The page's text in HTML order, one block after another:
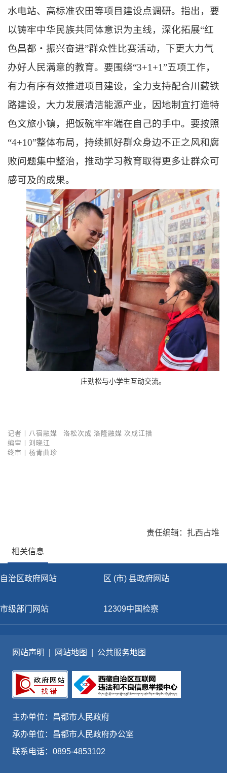
水电站、高标准农田等项目建设点调研。指出，要
以铸牢中华民族共同体意识为主线，深化拓展“红
色昌都・振兴奋进”群众性比赛活动，下更大力气
办好人民满意的教育。要围绕“3+1+1”五项工作，
有力有序有效推进项目建设，全力支持配合川藏铁
路建设，大力发展清洁能源产业，因地制宜打造特
色文旅小镇，把饭碗牢牢端在自己的手中。要按照
“4+10”整体布局，持续抓好群众身边不正之风和腐
败问题集中整治，推动学习教育取得更多让群众可
感可及的成果。
庄劲松与小学生互动交流。
记者丨
八宿融媒 洛松次成 洛隆融媒 次成江措
编审丨刘晓江
终审丨杨青曲珍
责任编辑：扎西占堆
相关信息
自治区政府网站 区 (市) 县政府网站
市级部门网站 12309中国检察
网站声明 网站地图 公共服务地图
主办单位：昌都市人民政府
承办单位：昌都市人民政府办公室
联系电话：0895-4853102